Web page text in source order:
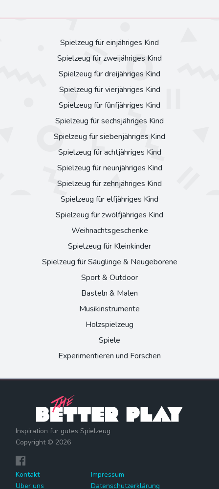
Spielzeug für einjähriges Kind
Spielzeug für zweijähriges Kind
Spielzeug für dreijähriges Kind
Spielzeug für vierjähriges Kind
Spielzeug für fünfjähriges Kind
Spielzeug für sechsjähriges Kind
Spielzeug für siebenjähriges Kind
Spielzeug für achtjähriges Kind
Spielzeug für neunjähriges Kind
Spielzeug für zehnjähriges Kind
Spielzeug für elfjähriges Kind
Spielzeug für zwölfjähriges Kind
Weihnachtsgeschenke
Spielzeug für Kleinkinder
Spielzeug für Säuglinge & Neugeborene
Sport & Outdoor
Basteln & Malen
Musikinstrumente
Holzspielzeug
Spiele
Experimentieren und Forschen
Inspiration fur gutes Spielzeug
Copyright © 2026
Kontakt
Impressum
Über uns
Datenschutzerklärung